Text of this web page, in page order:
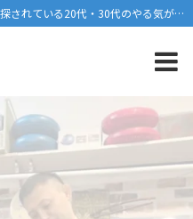
川崎でパーソナルトレーナー求人で仕事を探されている20代・30代のやる気がある方